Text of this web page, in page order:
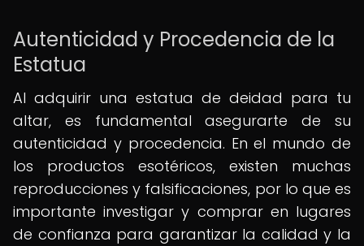
Autenticidad y Procedencia de la
Estatua
Al adquirir una estatua de deidad para tu
altar, es fundamental asegurarte de su
autenticidad y procedencia. En el mundo de
los productos esotéricos, existen muchas
reproducciones y falsificaciones, por lo que es
importante investigar y comprar en lugares
de confianza para garantizar la calidad y la